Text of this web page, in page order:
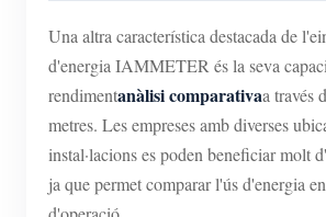
Una altra característica destacada de
d'energia IAMMETER és la seva
rendimentanàlisi comparativaa través
metres. Les empreses amb diverses
instal·lacions es poden beneficiar molt
ja que permet comparar l'ús d'energia